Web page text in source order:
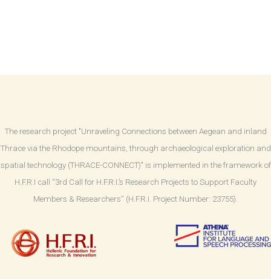
The research project "Unraveling Connections between Aegean and inland
Thrace via the Rhodope mountains, through archaeological exploration and
spatial technology (THRACE-CONNECT)" is implemented in the framework of
H.F.R.I call “3rd Call for H.F.R.I.’s Research Projects to Support Faculty
Members & Researchers” (H.F.R.I. Project Number: 23755).